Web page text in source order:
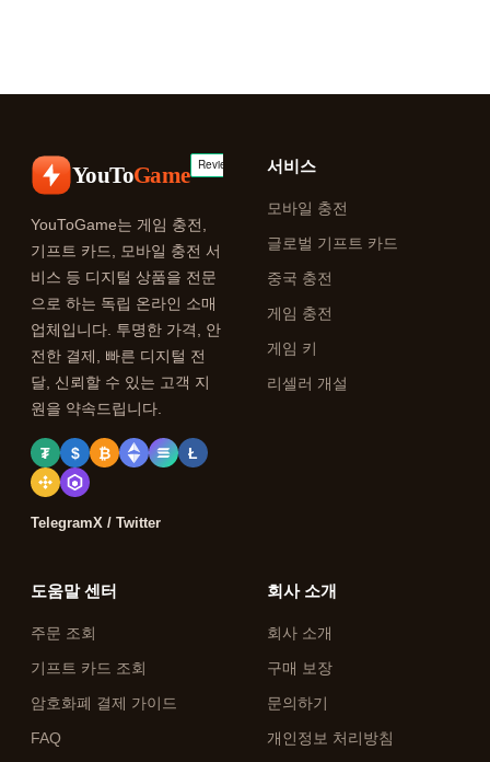
YouToGame
YouToGame는 게임 충전,
기프트 카드, 모바일 충전 서
비스 등 디지털 상품을 전문
으로 하는 독립 온라인 소매
업체입니다. 투명한 가격, 안
전한 결제, 빠른 디지털 전
달, 신뢰할 수 있는 고객 지
원을 약속드립니다.
₮ $ ₿ Ł
TelegramX / Twitter
서비스
모바일 충전
글로벌 기프트 카드
중국 충전
게임 충전
게임 키
리셀러 개설
도움말 센터
주문 조회
기프트 카드 조회
암호화폐 결제 가이드
FAQ
회사 소개
회사 소개
구매 보장
문의하기
개인정보 처리방침